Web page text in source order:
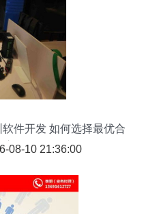
件开发 如何选择最优合
方08-10 21:36:00